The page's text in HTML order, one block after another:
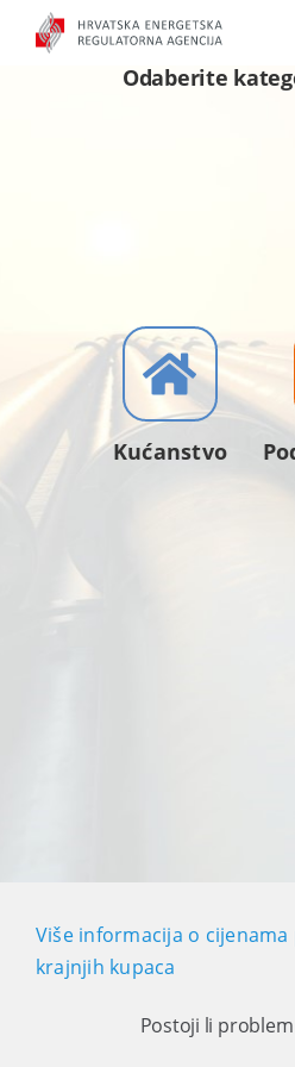
Odaberite
Kućanstvo
Više informacija o
krajnjih kupaca
Postoji li